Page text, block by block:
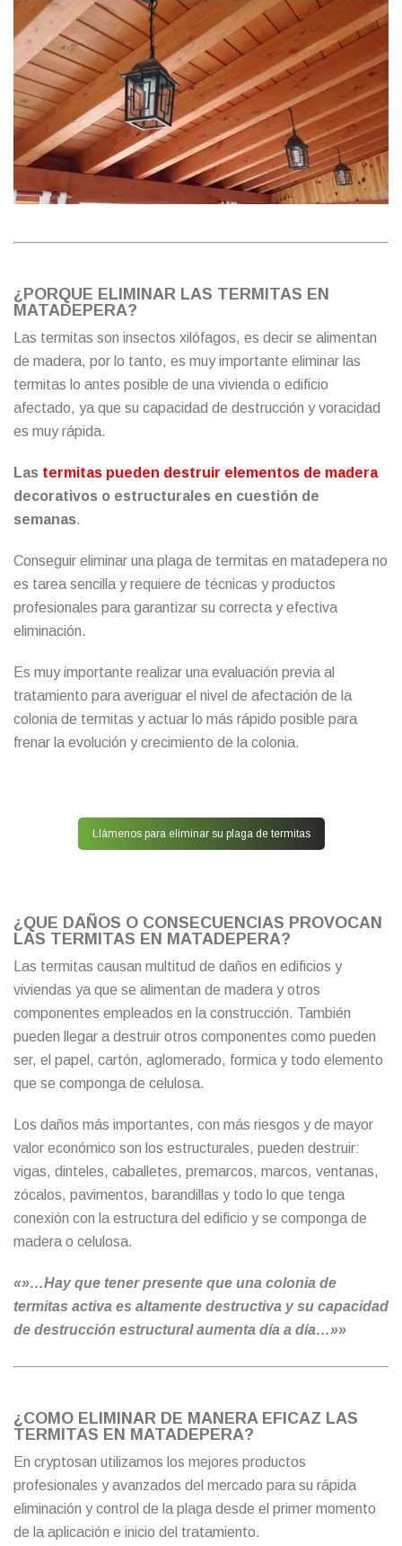
¿PORQUE ELIMINAR LAS TERMITAS EN
MATADEPERA?
Las termitas son insectos xilófagos, es decir se alimentan
de madera, por lo tanto, es muy importante eliminar las
termitas lo antes posible de una vivienda o edificio
afectado, ya que su capacidad de destrucción y voracidad
es muy rápida.
Las termitas pueden destruir elementos de madera
decorativos o estructurales en cuestión de
semanas.
Conseguir eliminar una plaga de termitas en matadepera no
es tarea sencilla y requiere de técnicas y productos
profesionales para garantizar su correcta y efectiva
eliminación.
Es muy importante realizar una evaluación previa al
tratamiento para averiguar el nivel de afectación de la
colonia de termitas y actuar lo más rápido posible para
frenar la evolución y crecimiento de la colonia.
Llámenos para eliminar su plaga de termitas
¿QUE DAÑOS O CONSECUENCIAS PROVOCAN
LAS TERMITAS EN MATADEPERA?
Las termitas causan multitud de daños en edificios y
viviendas ya que se alimentan de madera y otros
componentes empleados en la construcción. También
pueden llegar a destruir otros componentes como pueden
ser, el papel, cartón, aglomerado, formica y todo elemento
que se componga de celulosa.
Los daños más importantes, con más riesgos y de mayor
valor económico son los estructurales, pueden destruir:
vigas, dinteles, caballetes, premarcos, marcos, ventanas,
zócalos, pavimentos, barandillas y todo lo que tenga
conexión con la estructura del edificio y se componga de
madera o celulosa.
«»…Hay que tener presente que una colonia de
termitas activa es altamente destructiva y su capacidad
de destrucción estructural aumenta día a día…»»
¿COMO ELIMINAR DE MANERA EFICAZ LAS
TERMITAS EN MATADEPERA?
En cryptosan utilizamos los mejores productos
profesionales y avanzados del mercado para su rápida
eliminación y control de la plaga desde el primer momento
de la aplicación e inicio del tratamiento.